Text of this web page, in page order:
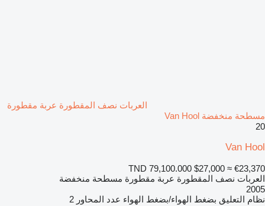
العربات نصف المقطورة عربة مقطورة
مسطحة منخفضة Van Hool
20
Van Hool
TND 79,100.000 $27,000 ≈ €23,370
العربات نصف المقطورة عربة مقطورة مسطحة منخفضة
2005
نظام التعليق بضغط الهواء/بضغط الهواء عدد المحاور 2